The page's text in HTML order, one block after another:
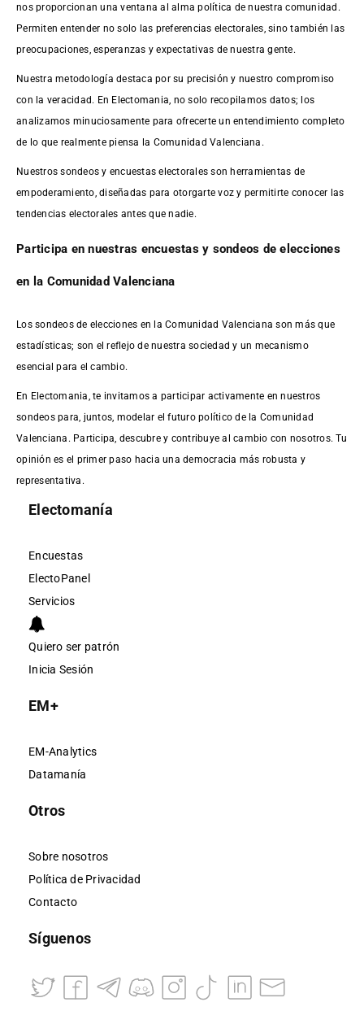
nos proporcionan una ventana al alma política de nuestra comunidad.
Permiten entender no solo las preferencias electorales, sino también las
preocupaciones, esperanzas y expectativas de nuestra gente.
Nuestra metodología destaca por su precisión y nuestro compromiso
con la veracidad. En Electomania, no solo recopilamos datos; los
analizamos minuciosamente para ofrecerte un entendimiento completo
de lo que realmente piensa la Comunidad Valenciana.
Nuestros sondeos y encuestas electorales son herramientas de
empoderamiento, diseñadas para otorgarte voz y permitirte conocer las
tendencias electorales antes que nadie.
Participa en nuestras encuestas y sondeos de elecciones
en la Comunidad Valenciana
Los sondeos de elecciones en la Comunidad Valenciana son más que
estadísticas; son el reflejo de nuestra sociedad y un mecanismo
esencial para el cambio.
En Electomania, te invitamos a participar activamente en nuestros
sondeos para, juntos, modelar el futuro político de la Comunidad
Valenciana. Participa, descubre y contribuye al cambio con nosotros. Tu
opinión es el primer paso hacia una democracia más robusta y
representativa.
Electomanía
Encuestas
ElectoPanel
Servicios
Quiero ser patrón
Inicia Sesión
EM+
EM-Analytics
Datamanía
Otros
Sobre nosotros
Política de Privacidad
Contacto
Síguenos